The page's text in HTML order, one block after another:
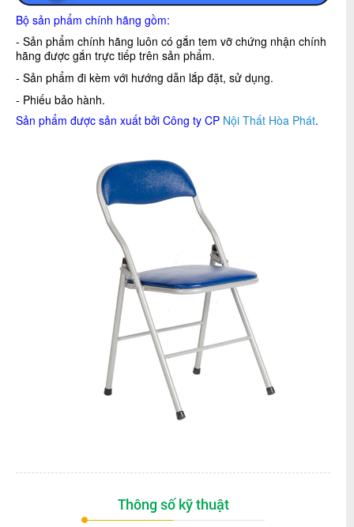
Bộ sản phẩm chính hãng gồm:
- Sản phẩm chính hãng luôn có gắn tem vỡ chứng nhận chính
hãng được gắn trực tiếp trên sản phẩm.
- Sản phẩm đi kèm với hướng dẫn lắp đặt, sử dụng.
- Phiếu bảo hành.
Sản phẩm được sản xuất bởi Công ty CP Nội Thất Hòa Phát.
Thông số kỹ thuật